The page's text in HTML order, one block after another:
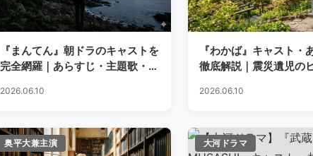
『まんてん』朝ドラのキャストを
完全網羅｜あらすじ・主題歌・宮
2026.06.10
『わかば』キャスト・
徹底解説｜震災遺児の
2026.06.10
奥平大兼主演 大河ドラマ